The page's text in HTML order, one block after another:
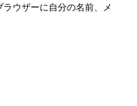
ウザーに自分の名前、メ